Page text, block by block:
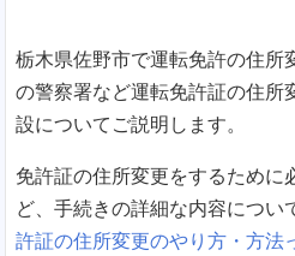
栃木県佐野市で運転免許の住所
の警察署など運転免許証の住所
設についてご説明します。
免許証の住所変更をするために
ど、手続きの詳細な内容につい
許証の住所変更のやり方・方法